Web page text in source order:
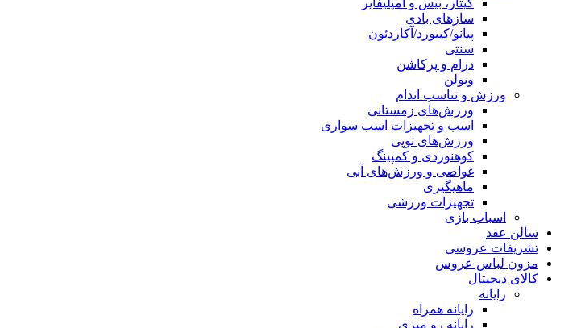
گیتار، بیس و امپلیفایر
سازهای بادی
پیانو/کیبورد/آکاردئون
سنتی
درام و پرکاشن
ویولن
ورزش و تناسب اندام
ورزش‌های زمستانی
اسب و تجهیزات اسب سواری
ورزش‌های توپی
کوهنوردی و کمپینگ
غواصی و ورزش‌های آبی
ماهیگیری
تجهیزات ورزشی
اسباب‌ بازی
سالن عقد
تشریفات عروسی
مزون لباس عروس
کالای دیجیتال
رایانه
رایانه همراه
رایانه رو میزی